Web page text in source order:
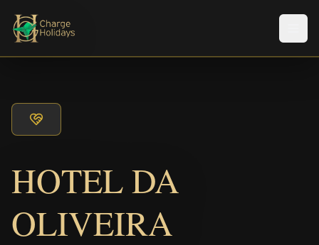
HOTEL DA
OLIVEIRA